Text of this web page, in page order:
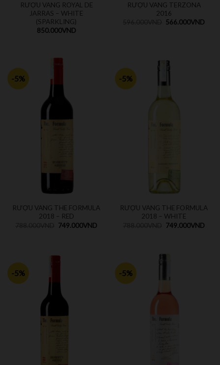
RƯỢU VANG ROYAL DE
JARRAS – WHITE
(SPARKLING)
850.000VND
RƯỢU VANG TERZONA
2016
566.000VND
-5%
RƯỢU VANG THE FORMULA
2018 – RED
749.000VND
-5%
RƯỢU VANG THE FORMULA
2018 – WHITE
749.000VND
-5% -5%